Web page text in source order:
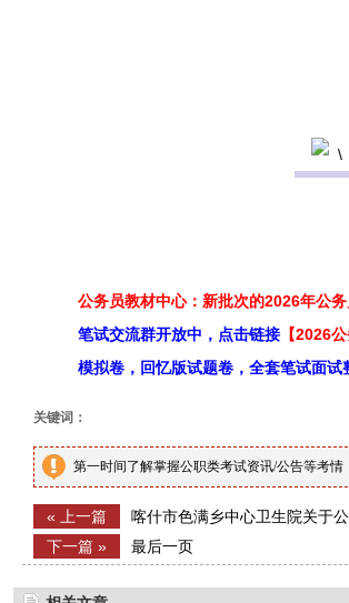
公务员教材中心：新批次的2026年公
笔试交流群开放中，点击链接 【2026
模拟卷，回忆版试题卷，全套笔试面试
关键词：
第一时间了解掌握公职类考试资讯/公告等考情
« 上一篇 喀什市色满乡中心卫生院关于
人员公告
下一篇 » 最后一页